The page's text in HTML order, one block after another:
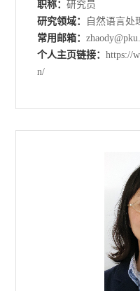
职称：研究员
研究领域：
自然语言处
常用邮箱：
个人主页链接：https://
n/